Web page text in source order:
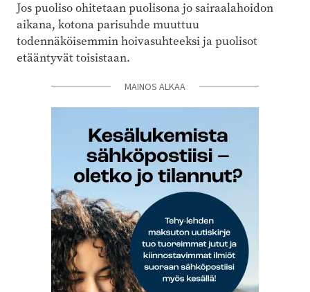
Jos puoliso ohitetaan puolisona jo sairaalahoidon
aikana, kotona parisuhde muuttuu
todennäköisemmin hoivasuhteeksi ja puolisot
etääntyvät toisistaan.
MAINOS ALKAA